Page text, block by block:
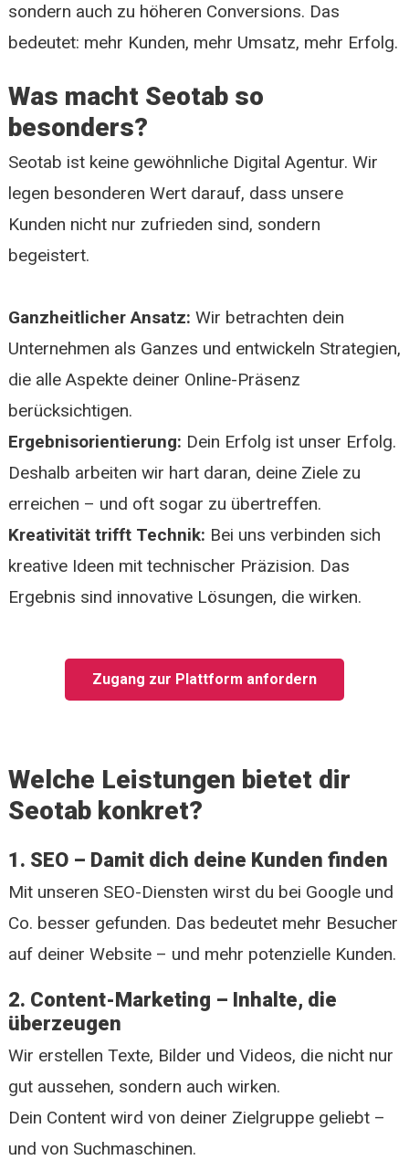
sondern auch zu höheren Conversions. Das
bedeutet: mehr Kunden, mehr Umsatz, mehr Erfolg.
Was macht Seotab so
besonders?
Seotab ist keine gewöhnliche Digital Agentur. Wir
legen besonderen Wert darauf, dass unsere
Kunden nicht nur zufrieden sind, sondern
begeistert.
Ganzheitlicher Ansatz: Wir betrachten dein
Unternehmen als Ganzes und entwickeln Strategien,
die alle Aspekte deiner Online-Präsenz
berücksichtigen.
Ergebnisorientierung: Dein Erfolg ist unser Erfolg.
Deshalb arbeiten wir hart daran, deine Ziele zu
erreichen – und oft sogar zu übertreffen.
Kreativität trifft Technik: Bei uns verbinden sich
kreative Ideen mit technischer Präzision. Das
Ergebnis sind innovative Lösungen, die wirken.
Zugang zur Plattform anfordern
Welche Leistungen bietet dir
Seotab konkret?
1. SEO – Damit dich deine Kunden finden
Mit unseren SEO-Diensten wirst du bei Google und
Co. besser gefunden. Das bedeutet mehr Besucher
auf deiner Website – und mehr potenzielle Kunden.
2. Content-Marketing – Inhalte, die
überzeugen
Wir erstellen Texte, Bilder und Videos, die nicht nur
gut aussehen, sondern auch wirken.
Dein Content wird von deiner Zielgruppe geliebt –
und von Suchmaschinen.